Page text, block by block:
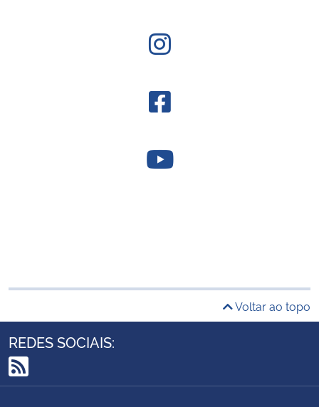
Voltar ao topo
REDES SOCIAIS:
RSS